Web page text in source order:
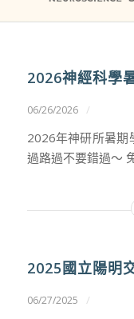
2026神經科學
06/26/2026 /
2026年神研所暑期
過路過不要錯過～
2025國立陽明
06/27/2025 /